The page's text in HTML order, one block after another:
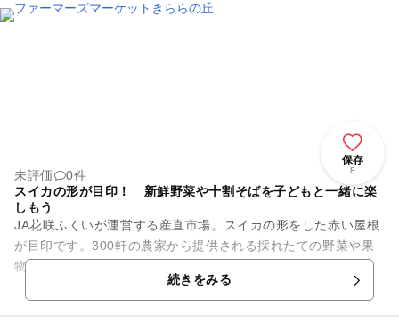
保存
8
未評価
0件
スイカの形が目印！ 新鮮野菜や十割そばを子どもと一緒に楽
しもう
JA花咲ふくいが運営する産直市場。スイカの形をした赤い屋根
が目印です。300軒の農家から提供される採れたての野菜や果
物が並んでいます。市場に出荷されない特産物に出会えること
続きをみる